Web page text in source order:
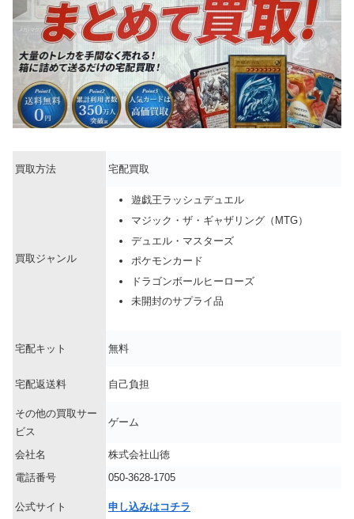
買取方法 宅配買取
買取ジャンル
遊戯王ラッシュデュエル
マジック・ザ・ギャザリング（MTG）
デュエル・マスターズ
ポケモンカード
ドラゴンボールヒーローズ
未開封のサプライ品
宅配キット 無料
宅配返送料 自己負担
その他の買取サー
ビス
ゲーム
会社名
株式会社山徳
電話番号
050-3628-1705
公式サイト 申し込みはコチラ